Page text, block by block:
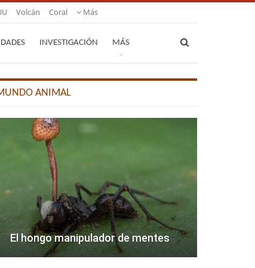
Volcán Coral Más
INVESTIGACIÓN MÁS
ANIMAL
El hongo manipulador de mentes